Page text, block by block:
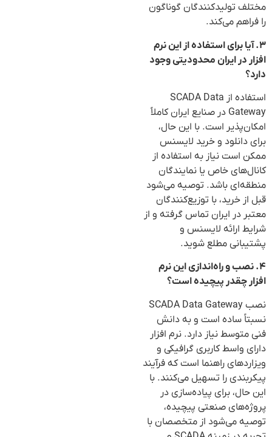
مختلف تولیدکنندگان گوناگون
را فراهم می‌کند.
۳. آیا برای استفاده از این نرم
افزار در ایران محدودیتی وجود
دارد؟
استفاده از SCADA Data
Gateway در صنایع ایران کاملاً
امکان‌پذیر است. با این حال،
برای دانلود و خرید لایسنس
ممکن است نیاز به استفاده از
کانال‌های خاص یا نمایندگان
منطقه‌ای باشد. توصیه می‌شود
قبل از خرید، با توزیع‌کنندگان
معتبر در ایران تماس گرفته و از
شرایط ارائه لایسنس و
پشتیبانی مطلع شوید.
۴. نصب و راه‌اندازی این نرم
افزار چقدر پیچیده است؟
نصب SCADA Data Gateway
نسبتاً ساده است و به دانش
فنی متوسط نیاز دارد. نرم افزار
دارای واسط کاربری گرافیکی و
ویزاردهای راهنما است که فرآیند
پیکربندی را تسهیل می‌کنند. با
این حال، برای پیاده‌سازی در
پروژه‌های صنعتی پیچیده،
توصیه می‌شود از متخصصان با